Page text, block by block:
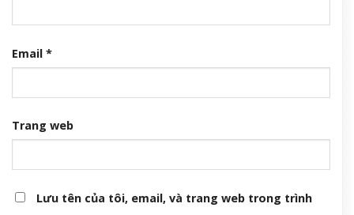
Email *
Trang web
Lưu tên của tôi, email, và trang web trong trình